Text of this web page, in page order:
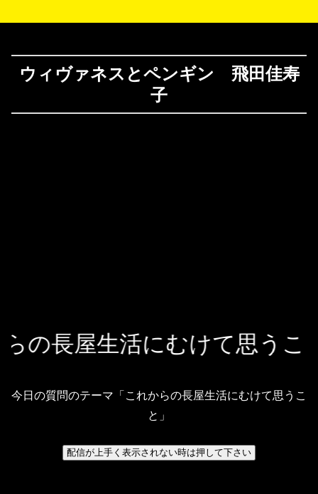
ウィヴァネスとペンギン 飛田佳寿
子
らの長屋生活にむけ
今日の質問のテーマ「これからの長屋生活にむけて思うこ
と」